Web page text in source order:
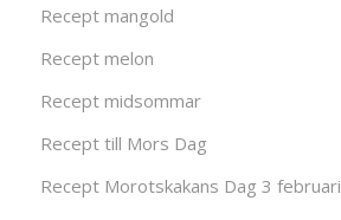
Recept mangold
Recept melon
Recept midsommar
Recept till Mors Dag
Recept Morotskakans Dag 3 februari